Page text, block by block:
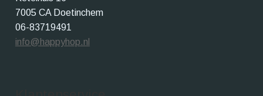
7005 CA Doetinchem
06-83719491
info@happyhop.nl